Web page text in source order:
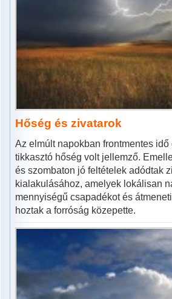
Hőség és zivatarok
Az elmúlt napokban frontmentes idő
tikkasztó hőség volt jellemző.
és szombaton jó feltételek adódtak
kialakulásához, amelyek lokálisan
mennyiségű csapadékot és
hoztak a forróság közepette.